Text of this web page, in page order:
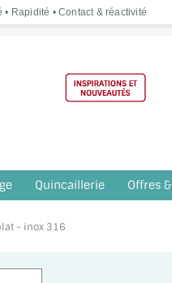
Rapidité • Contact & réactivité
Quincaillerie Offres
- inox 316